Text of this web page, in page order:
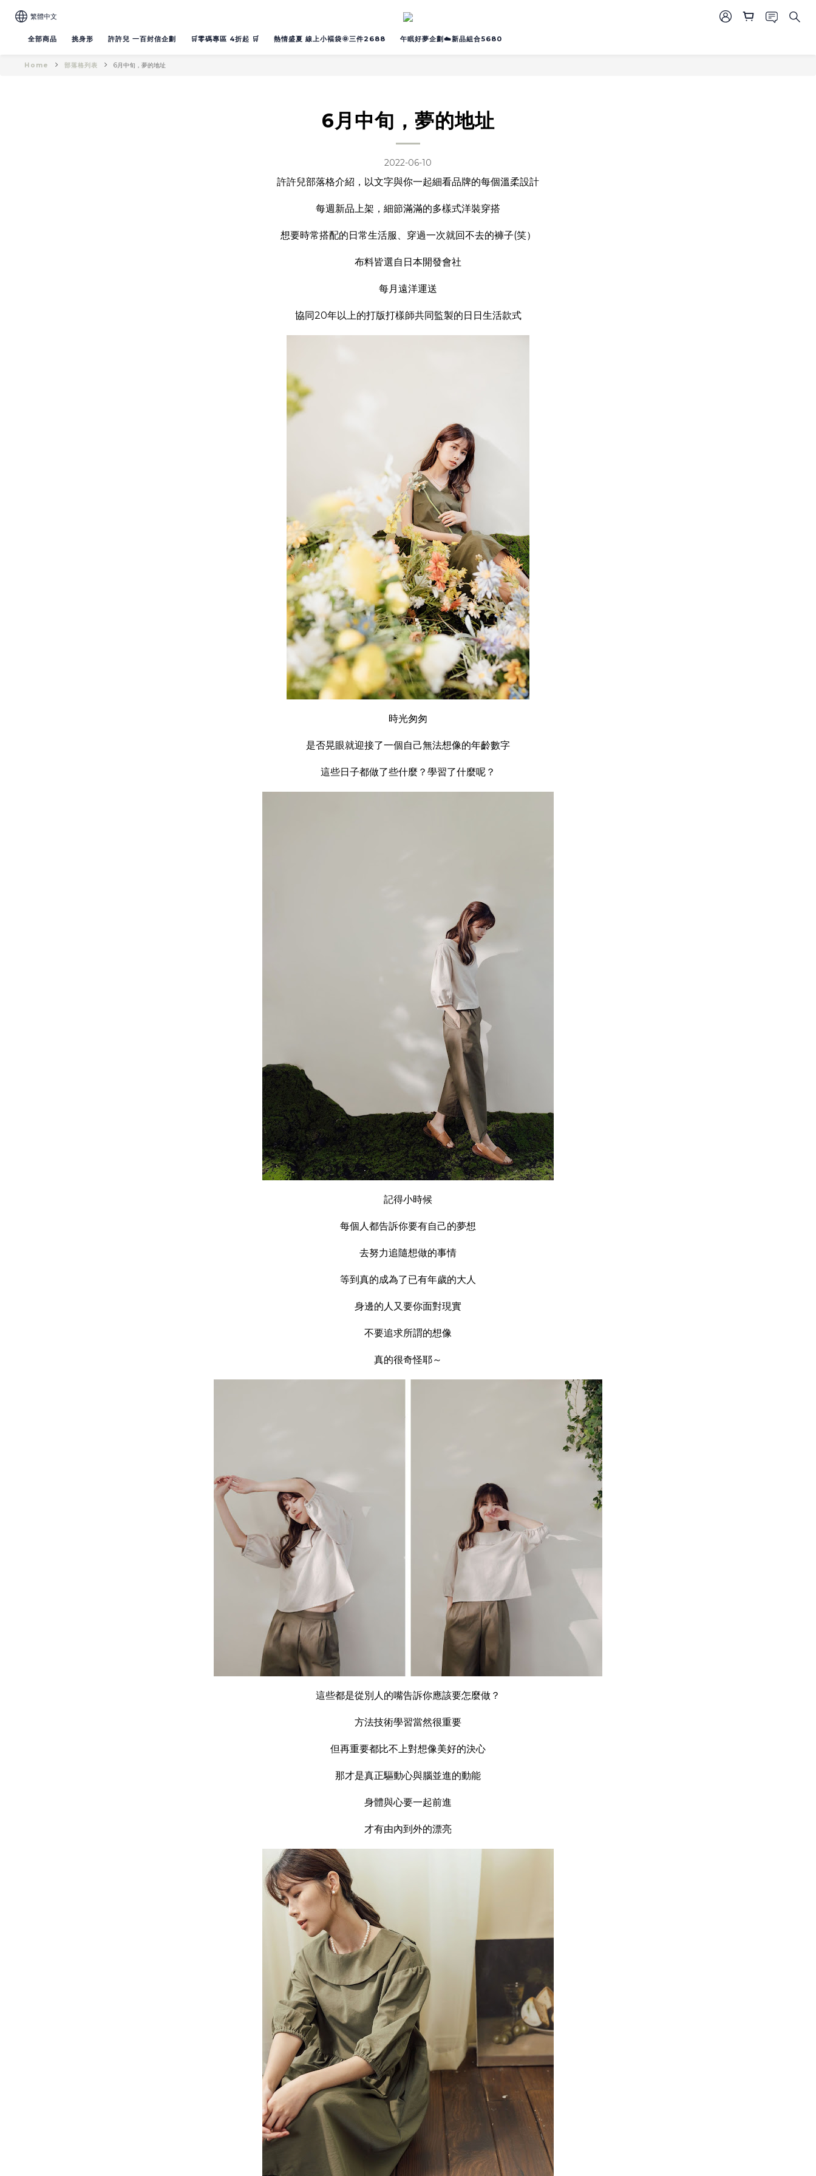
繁體中文
全部商品 挑身形 許許兒 一百封信企劃 🛒零碼專區 4折起 🛒 熱情盛夏 線上小褔袋🌞三件2688 午眠好夢企劃☁️新品組合5680
Home 部落格列表 6月中旬，夢的地址
6月中旬，夢的地址
2022-06-10
許許兒部落格介紹，以文字與你一起細看品牌的每個溫柔設計
每週新品上架，細節滿滿的多樣式洋裝穿搭
想要時常搭配的日常生活服、穿過一次就回不去的褲子(笑）
布料皆選自日本開發會社
每月遠洋運送
協同20年以上的打版打樣師共同監製的日日生活款式
時光匆匆
是否晃眼就迎接了一個自己無法想像的年齡數字
這些日子都做了些什麼？學習了什麼呢？
記得小時候
每個人都告訴你要有自己的夢想
去努力追隨想做的事情
等到真的成為了已有年歲的大人
身邊的人又要你面對現實
不要追求所謂的想像
真的很奇怪耶～
這些都是從別人的嘴告訴你應該要怎麼做？
方法技術學習當然很重要
但再重要都比不上對想像美好的決心
那才是真正驅動心與腦並進的動能
身體與心要一起前進
才有由內到外的漂亮